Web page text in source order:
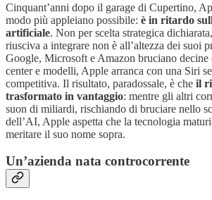
Cinquant’anni dopo il garage di Cupertino,
modo più appleiano possibile: è in ritardo
artificiale. Non per scelta strategica
riusciva a integrare non è all’altezza dei suoi
Google, Microsoft e Amazon bruciano
center e modelli, Apple arranca con una Siri
competitiva. Il risultato, paradossale, è che il
trasformato in vantaggio: mentre gli altri
suon di miliardi, rischiando di bruciare nello
dell’AI, Apple aspetta che la tecnologia maturi
meritare il suo nome sopra.
Un’azienda nata controcorrente